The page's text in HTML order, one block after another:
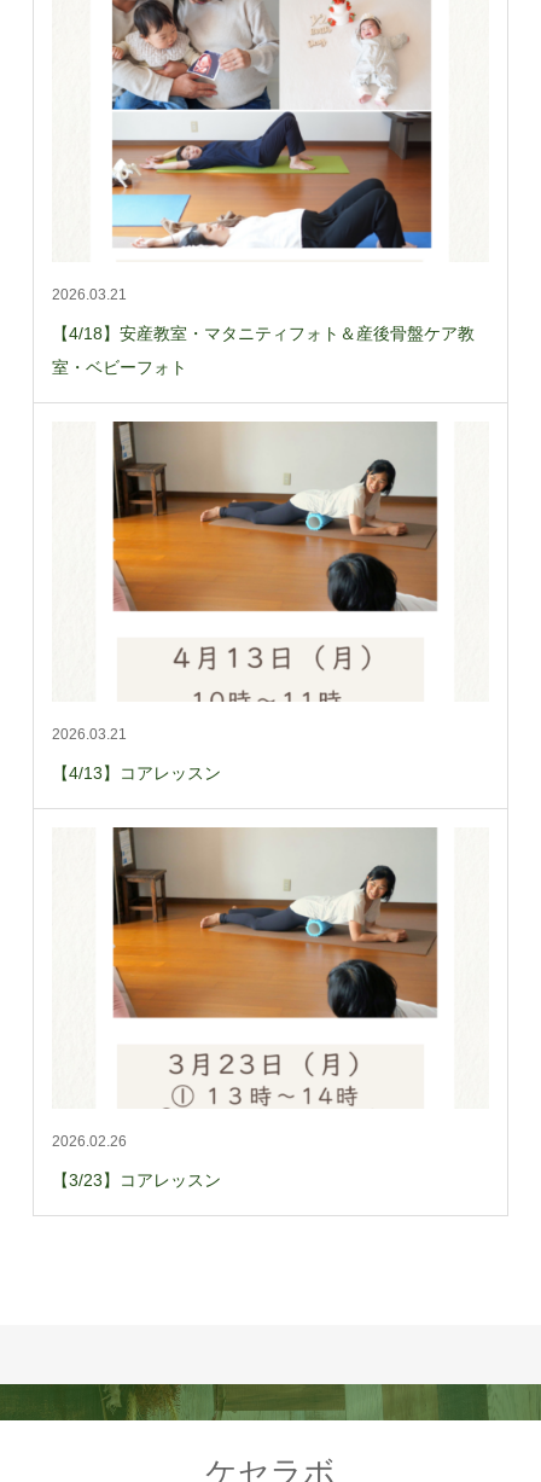
2026.03.21
【4/18】安産教室・マタニティフォト＆産後骨盤ケア教
室・ベビーフォト
2026.03.21
【4/13】コアレッスン
2026.02.26
【3/23】コアレッスン
ケセラボ